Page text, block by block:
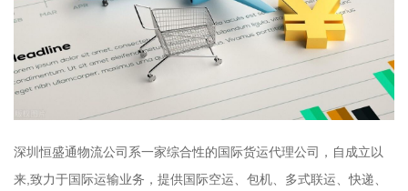
深圳恒盛通物流公司系一家综合性的国际货运代理公司，自成立以
来,致力于国际运输业务，提供国际空运、包机、多式联运、快递、